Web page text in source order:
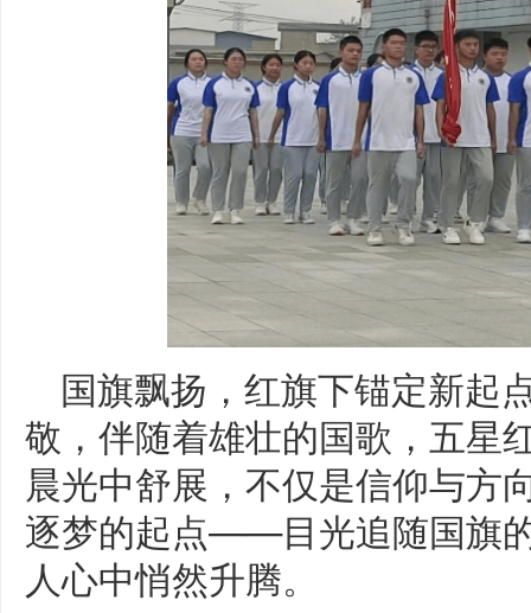
国旗飘扬，红旗下锚定新起
敬，伴随着雄壮的国歌，五星
晨光中舒展，不仅是信仰与方
逐梦的起点——目光追随国旗
人心中悄然升腾。